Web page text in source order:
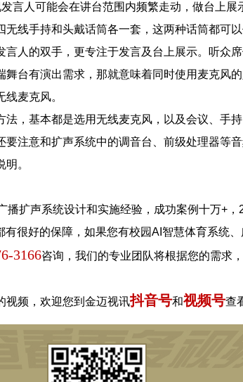
言人可能会在讲台范围内频繁走动，做台上展
线手持和头戴话筒各一套，这两种话筒都可
人的双手，更专注于发言及台上展示。听众
台有演出需求，那就意味着同时使用麦克风
麦克风。
，基本都是选用无线麦克风，以及会议、手持
注意和扩声系统中的调音台、前级处理器等音
。
扩声系统设计和实施经验，成功案例十万+，
很好的保障，如果您有校园AI智慧体育系统
3166咨询，我们的专业团队将根据您的需求
视频，欢迎您到金迈视讯抖音号和视频号查